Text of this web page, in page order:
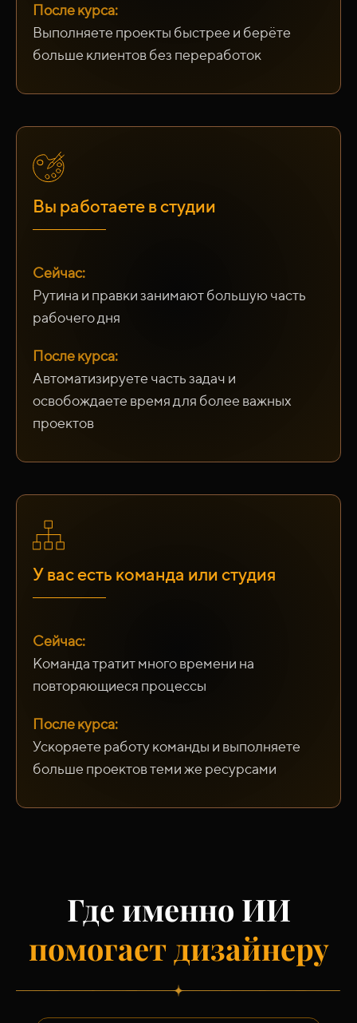
После курса:
Выполняете проекты быстрее и берёте
больше клиентов без переработок
Вы работаете в студии
Сейчас:
Рутина и правки занимают большую часть
рабочего дня
После курса:
Автоматизируете часть задач и
освобождаете время для более важных
проектов
У вас есть команда или студия
Сейчас:
Команда тратит много времени на
повторяющиеся процессы
После курса:
Ускоряете работу команды и выполняете
больше проектов теми же ресурсами
Где именно ИИ
помогает дизайнеру